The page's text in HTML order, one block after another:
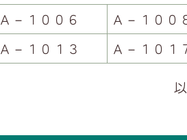
Ａ－１００６
Ａ－１００
Ａ－１０１３
Ａ－１０１